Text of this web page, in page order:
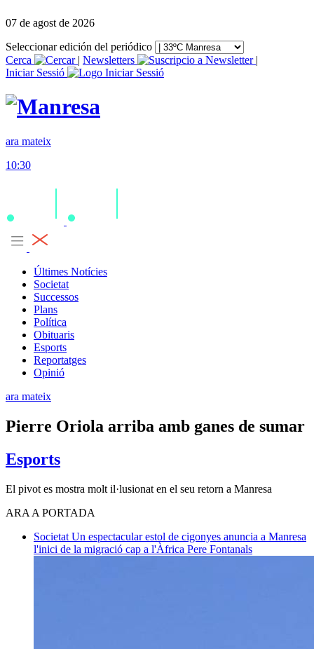
07 de agost de 2026
Seleccionar edición del periódico
Cerca
| Newsletters
|
Iniciar Sessió
ara mateix
10:30
Últimes Notícies
Societat
Successos
Plans
Política
Obituaris
Esports
Reportatges
Opinió
ara mateix
Pierre Oriola arriba amb ganes de sumar
Esports
El pivot es mostra molt il·lusionat en el seu retorn a Manresa
ARA A PORTADA
Societat Un espectacular estol de cigonyes anuncia a Manresa
l'inici de la migració cap a l'Àfrica Pere Fontanals